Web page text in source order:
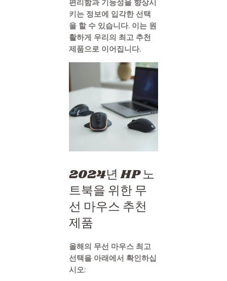
키는 정보에 입각한 선택
을 할 수 있습니다. 이는 원
활하게 우리의 최고 추천
제품으로 이어집니다.
2024년 HP 노
트북을 위한 무
선 마우스 추천
제품
올해의 무선 마우스 최고
선택을 아래에서 확인하십
시오: